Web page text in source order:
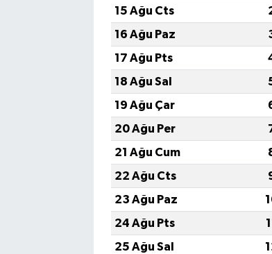
15 Ağu Cts
16 Ağu Paz
17 Ağu Pts
18 Ağu Sal
19 Ağu Çar
20 Ağu Per
21 Ağu Cum
22 Ağu Cts
23 Ağu Paz
24 Ağu Pts
25 Ağu Sal